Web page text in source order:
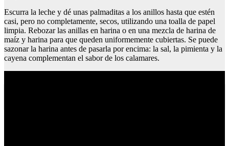
Escurra la leche y dé unas palmaditas a los anillos hasta que estén
casi, pero no completamente, secos, utilizando una toalla de papel
limpia. Rebozar las anillas en harina o en una mezcla de harina de
maíz y harina para que queden uniformemente cubiertas. Se puede
sazonar la harina antes de pasarla por encima: la sal, la pimienta y la
cayena complementan el sabor de los calamares.